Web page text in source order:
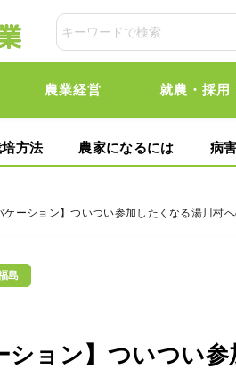
農業経営 就農・採用
方法 農家になるには 病
ーション】ついつい参加したくなる湯川村
島
ション】ついつい